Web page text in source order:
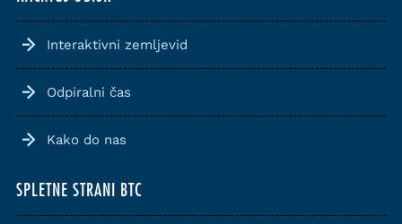
Interaktivni zemljevid
Odpiralni čas
Kako do nas
SPLETNE STRANI BTC